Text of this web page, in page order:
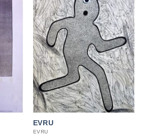
EVRU
EVRU